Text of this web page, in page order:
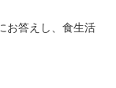
お答えし、食生活